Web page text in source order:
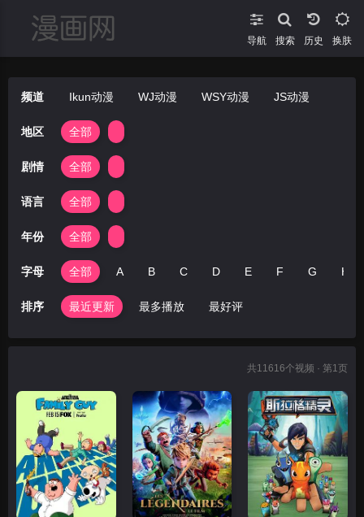
导航 搜索 换肤
频道 Ikun动漫 WJ动漫 WSY动漫 JS动漫
地区 全部
剧情 全部
语言 全部
年份 全部
字母 全部 A B C D E F G H
排序 最近更新 最多播放 最好评
共11616个视频 · 第1页